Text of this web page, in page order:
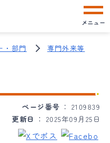
メニュー
・部門 専門外来等
ページ番号
2109839
更新日
2025年09月25日